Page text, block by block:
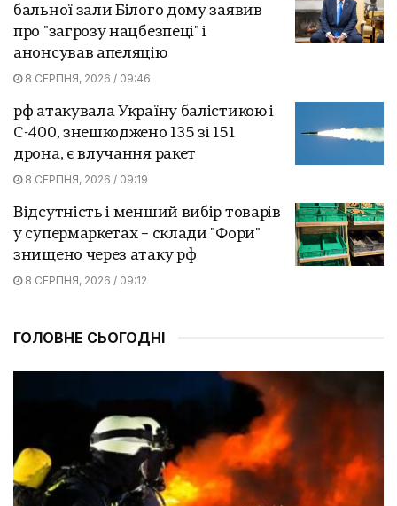
бальної зали Білого дому заявив
про "загрозу нацбезпеці" і
анонсував апеляцію
8 СЕРПНЯ, 2026 / 09:46
рф атакувала Україну балістикою і
С-400, знешкоджено 135 зі 151
дрона, є влучання ракет
8 СЕРПНЯ, 2026 / 09:19
Відсутність і менший вибір товарів
у супермаркетах – склади "Фори"
знищено через атаку рф
8 СЕРПНЯ, 2026 / 09:12
ГОЛОВНЕ СЬОГОДНІ